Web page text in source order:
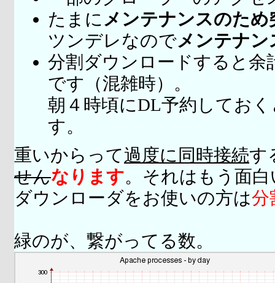
たまに メンテナンスのため
ツンデレなのでメンテナ
分割ダウンロードすると余
です（混雑時）。
朝４時頃にDL予約してお
す。
重いからって過度に同時接続す
せんなります。それはもう面
ダウンローダをお使いの方は分
緑のが、繋がってる数。